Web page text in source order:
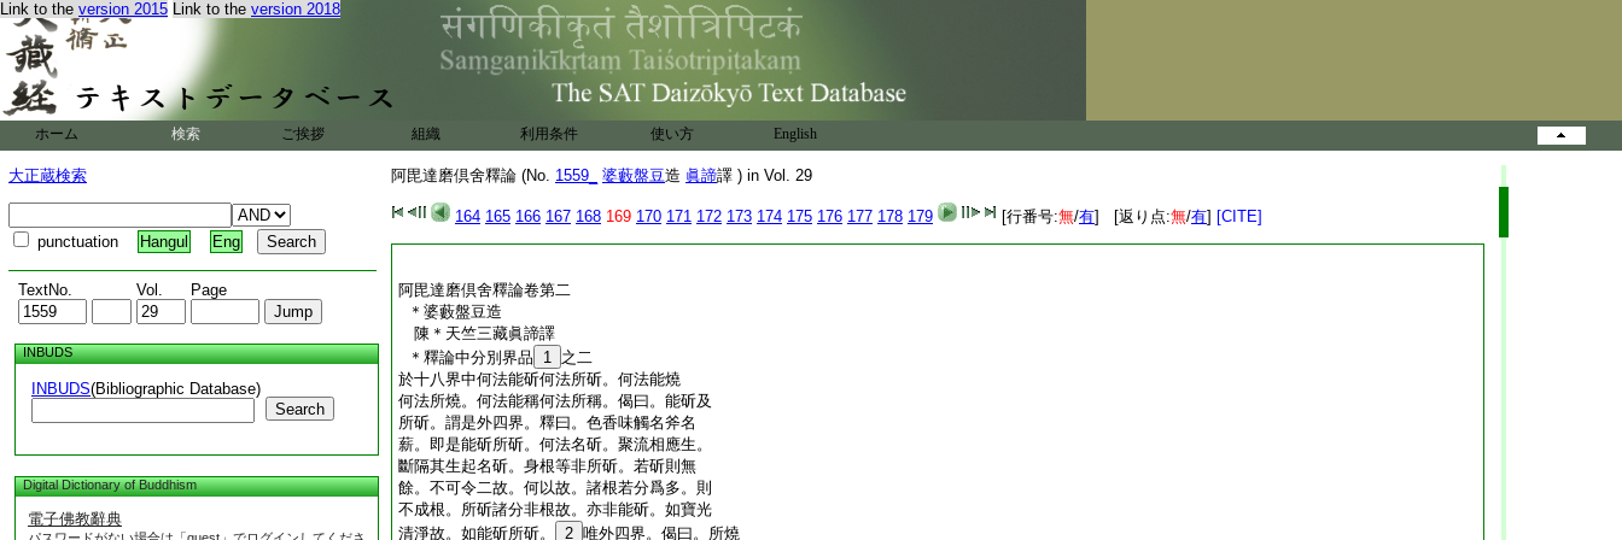
Link to the version 2015 Link to the version 2018
ホーム 検索 ご挨拶 組織 利用条件 使い方 English
大正蔵検索
punctuation Hangul Eng
TextNo. Vol. Page
INBUDS
INBUDS(Bibliographic Database)
Search
Digital Dictionary of Buddhism
電子佛教辭典
阿毘達磨倶舍釋論 (No. 1559_ 婆藪盤豆造 眞諦譯 ) in Vol. 29
164 165 166 167 168 169 170 171 172 173 174 175 176 177 178 179 [行番号:無/有] [返り点:無/有] [CITE]
若汝言心法即是心。是義不然。想受是心法
依心生。由此經言及説心爲本故。故此執不
如由説心與欲相應。是故如前説。諸界
10 有
四大及四大所造。是義得成。幾界微聚成。幾
界非微聚成。偈曰。十有色微聚。釋曰。是五
根界及五塵界。微聚所成。隣虚衆所成故
阿毘達磨倶舍釋論卷第一
阿毘達磨倶舍釋論卷第二
＊婆藪盤豆造
陳＊天竺三藏眞諦譯
＊釋論中分別界品
1 之二
於十八界中何法能斫何法所斫。何法能燒
何法所燒。何法能稱何法所稱。偈曰。能斫及
所斫。謂是外四界。釋曰。色香味觸名斧名
薪。即是能斫所斫。何法名斫。聚流相應生。
斷隔其生起名斫。身根等非所斫。若斫則無
餘。不可令二故。何以故。諸根若分爲多。則
不成根。所斫諸分非根故。亦非能斫。如寶光
清淨故。如能斫所斫。
2 唯外四界。偈曰。所燒